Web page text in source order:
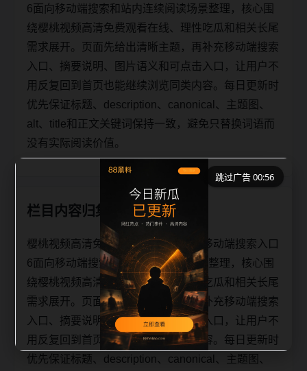
6面向移动端搜索和站内连续阅读场景整理，核心围
绕樱桃视频高清免费观看在线、理性吃瓜和相关长尾
需求展开。页面先给出清晰主题，再补充移动端搜索
入口、摘要说明、图片语义和可点击入口，让用户不
用反复回到首页也能继续浏览同类内容。每日更新时
优先保证标题、description、canonical、主题图、
alt、title和正文关键词保持一致，避免只替换词语而
没有实际阅读价值。
栏目内容归集
樱桃视频高清免费观看在线理性吃瓜移动端搜索入口
6面向移动端搜索和站内连续阅读场景整理，核心围
绕樱桃视频高清免费观看在线、理性吃瓜和相关长尾
需求展开。页面先给出清晰主题，再补充移动端搜索
入口、摘要说明、图片语义和可点击入口，让用户不
用反复回到首页也能继续浏览同类内容。每日更新时
优先保证标题、description、canonical、主题图、
跳过广告 00:56